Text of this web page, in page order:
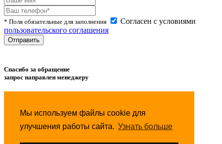
Мы используем файлы cookie для
улучшения работы сайта. Узнать больше
* Поля обязательные для заполнения
Согласен с условиями
пользовательского соглашения
Спасибо за обращение
запрос направлен менеджеру
Товар успешноудалениз сравнения.
Товар успешнодобавленв избранное.